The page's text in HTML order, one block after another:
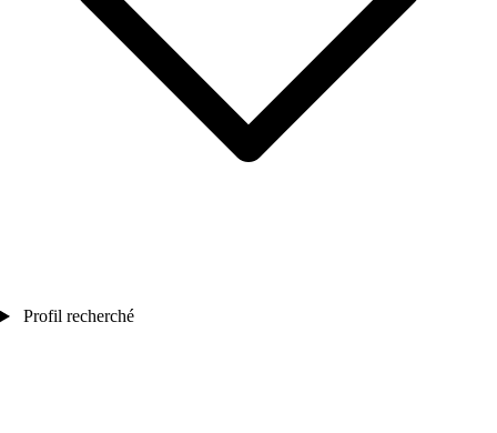
Profil recherché